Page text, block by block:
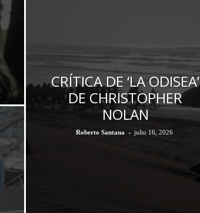
CRÍTICA DE ‘LA ODISEA’
DE CHRISTOPHER
NOLAN
Roberto Santana - julio 16, 2026